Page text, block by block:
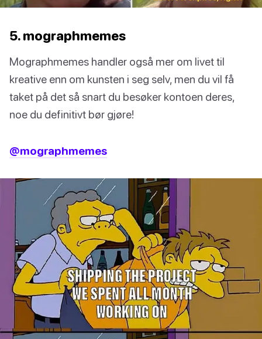
5. mographmemes
Mographmemes handler også mer om livet til
kreative enn om kunsten i seg selv, men du vil få
taket på det så snart du besøker kontoen deres,
noe du definitivt bør gjøre!
@mographmemes